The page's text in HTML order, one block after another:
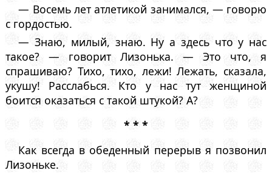
— Восемь лет атлетикой занимался, — говорю
с гордостью.
— Знаю, милый, знаю. Ну а здесь что у нас
такое? — говорит Лизонька. — Это что, я
спрашиваю? Тихо, тихо, лежи! Лежать, сказала,
укушу! Расслабься. Кто у нас тут женщиной
боится оказаться с такой штукой? А?
* * *
Как всегда в обеденный перерыв я позвонил
Лизоньке.